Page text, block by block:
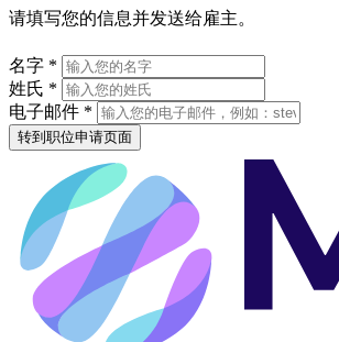
请填写您的信息并发送给雇主。
名字 *
姓氏 *
电子邮件 *
转到职位申请页面